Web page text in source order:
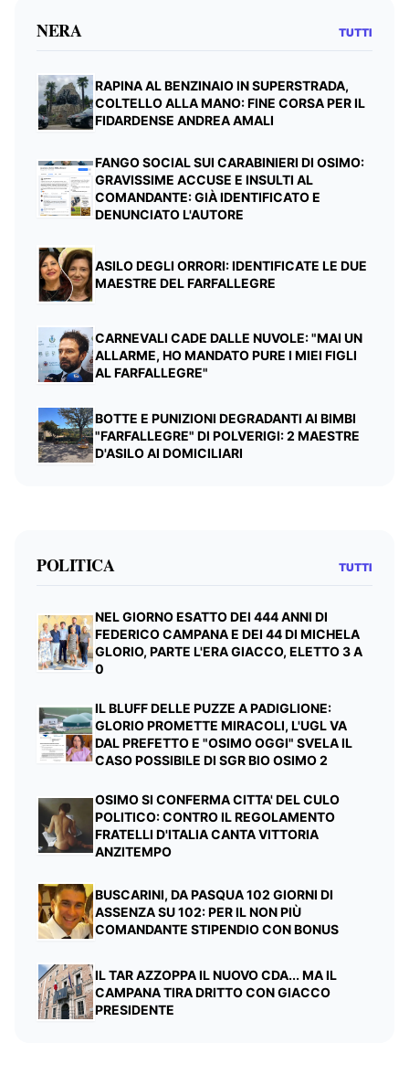
NERA TUTTI
RAPINA AL BENZINAIO IN SUPERSTRADA,
COLTELLO ALLA MANO: FINE CORSA PER IL
FIDARDENSE ANDREA AMALI
FANGO SOCIAL SUI CARABINIERI DI OSIMO:
GRAVISSIME ACCUSE E INSULTI AL
COMANDANTE: GIÀ IDENTIFICATO E
DENUNCIATO L'AUTORE
ASILO DEGLI ORRORI: IDENTIFICATE LE DUE
MAESTRE DEL FARFALLEGRE
CARNEVALI CADE DALLE NUVOLE: "MAI UN
ALLARME, HO MANDATO PURE I MIEI FIGLI
AL FARFALLEGRE"
BOTTE E PUNIZIONI DEGRADANTI AI BIMBI
"FARFALLEGRE" DI POLVERIGI: 2 MAESTRE
D'ASILO AI DOMICILIARI
POLITICA TUTTI
NEL GIORNO ESATTO DEI 444 ANNI DI
FEDERICO CAMPANA E DEI 44 DI MICHELA
GLORIO, PARTE L'ERA GIACCO, ELETTO 3 A
0
IL BLUFF DELLE PUZZE A PADIGLIONE:
GLORIO PROMETTE MIRACOLI, L'UGL VA
DAL PREFETTO E "OSIMO OGGI" SVELA IL
CASO POSSIBILE DI SGR BIO OSIMO 2
OSIMO SI CONFERMA CITTA' DEL CULO
POLITICO: CONTRO IL REGOLAMENTO
FRATELLI D'ITALIA CANTA VITTORIA
ANZITEMPO
BUSCARINI, DA PASQUA 102 GIORNI DI
ASSENZA SU 102: PER IL NON PIÙ
COMANDANTE STIPENDIO CON BONUS
IL TAR AZZOPPA IL NUOVO CDA... MA IL
CAMPANA TIRA DRITTO CON GIACCO
PRESIDENTE